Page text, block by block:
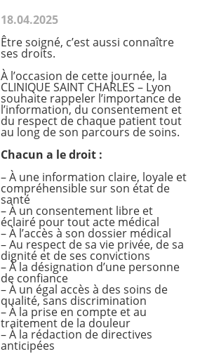
18.04.2025
Être soigné, c’est aussi connaître
ses droits.
À l’occasion de cette journée, la
CLINIQUE SAINT CHARLES – Lyon
souhaite rappeler l’importance de
l’information, du consentement et
du respect de chaque patient tout
au long de son parcours de soins.
Chacun a le droit :
– À une information claire, loyale et
compréhensible sur son état de
santé
– À un consentement libre et
éclairé pour tout acte médical
– À l’accès à son dossier médical
– Au respect de sa vie privée, de sa
dignité et de ses convictions
– À la désignation d’une personne
de confiance
– À un égal accès à des soins de
qualité, sans discrimination
– À la prise en compte et au
traitement de la douleur
– À la rédaction de directives
anticipées